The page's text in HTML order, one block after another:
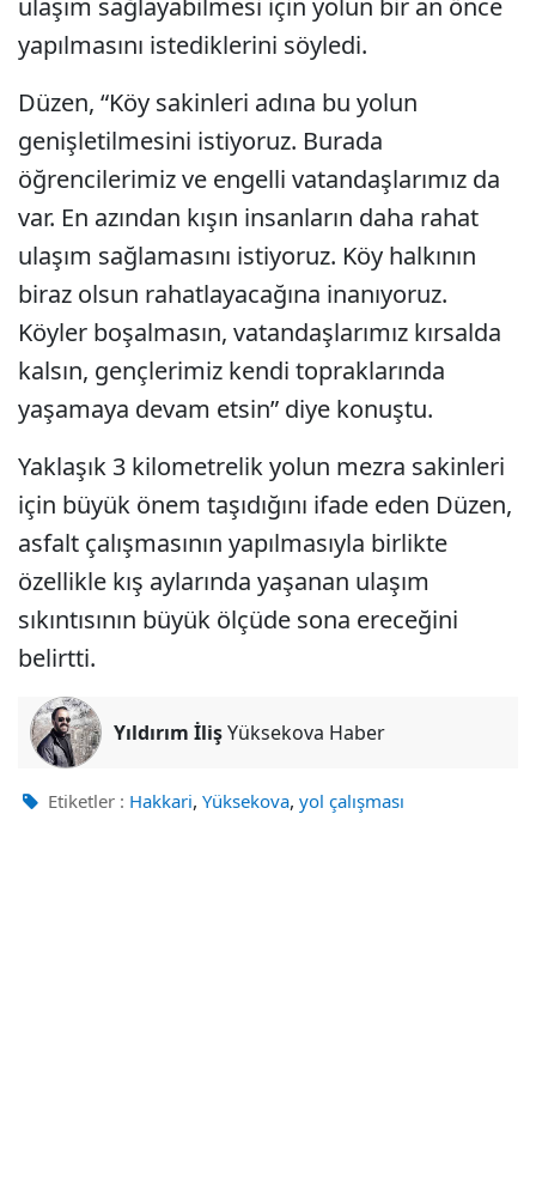
ulaşım sağlayabilmesi için yolun bir an önce
yapılmasını istediklerini söyledi.
Düzen, “Köy sakinleri adına bu yolun
genişletilmesini istiyoruz. Burada
öğrencilerimiz ve engelli vatandaşlarımız da
var. En azından kışın insanların daha rahat
ulaşım sağlamasını istiyoruz. Köy halkının
biraz olsun rahatlayacağına inanıyoruz.
Köyler boşalmasın, vatandaşlarımız kırsalda
kalsın, gençlerimiz kendi topraklarında
yaşamaya devam etsin” diye konuştu.
Yaklaşık 3 kilometrelik yolun mezra sakinleri
için büyük önem taşıdığını ifade eden Düzen,
asfalt çalışmasının yapılmasıyla birlikte
özellikle kış aylarında yaşanan ulaşım
sıkıntısının büyük ölçüde sona ereceğini
belirtti.
Yıldırım İlişYüksekova Haber
Etiketler : Hakkari, Yüksekova, yol çalışması